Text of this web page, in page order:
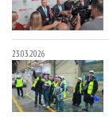
23.03.2026